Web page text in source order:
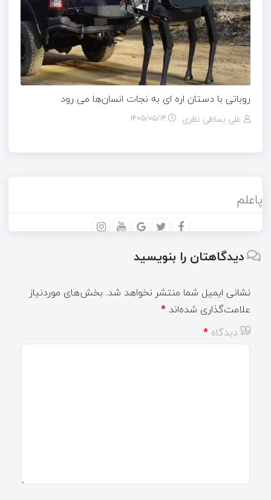
روباتی با دستان اره ای به نجات انسان‌ها می رود
علی بساطی نظری ۱۴۰۵/۰۵/۱۴
پاعلم
دیدگاهتان را بنویسید
نشانی ایمیل شما منتشر نخواهد شد. بخش‌های موردنیاز
علامت‌گذاری شده‌اند *
دیدگاه *